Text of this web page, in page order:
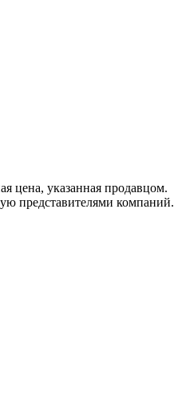
цена, указанная продавцом.
представителями компаний.